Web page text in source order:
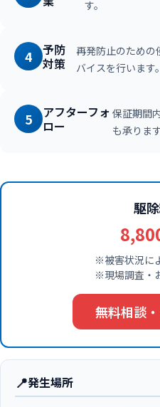
す。
4
予防
対策
再発防止のための
バイスを行います。
5
アフターフォ
ロー
保証期間
も承ります
駆
※被害状況に
※現場調査・
無料相談
📍発生場所